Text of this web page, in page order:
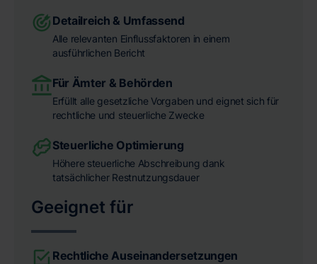
Detailreich & Umfassend
Alle relevanten Einflussfaktoren in einem
ausführlichen Bericht
Für Ämter & Behörden
Erfüllt alle gesetzliche Vorgaben und eignet sich für
rechtliche und steuerliche Zwecke
Steuerliche Optimierung
Höhere steuerliche Abschreibung dank
tatsächlicher Restnutzungsdauer
Geeignet für
Rechtliche Auseinandersetzungen